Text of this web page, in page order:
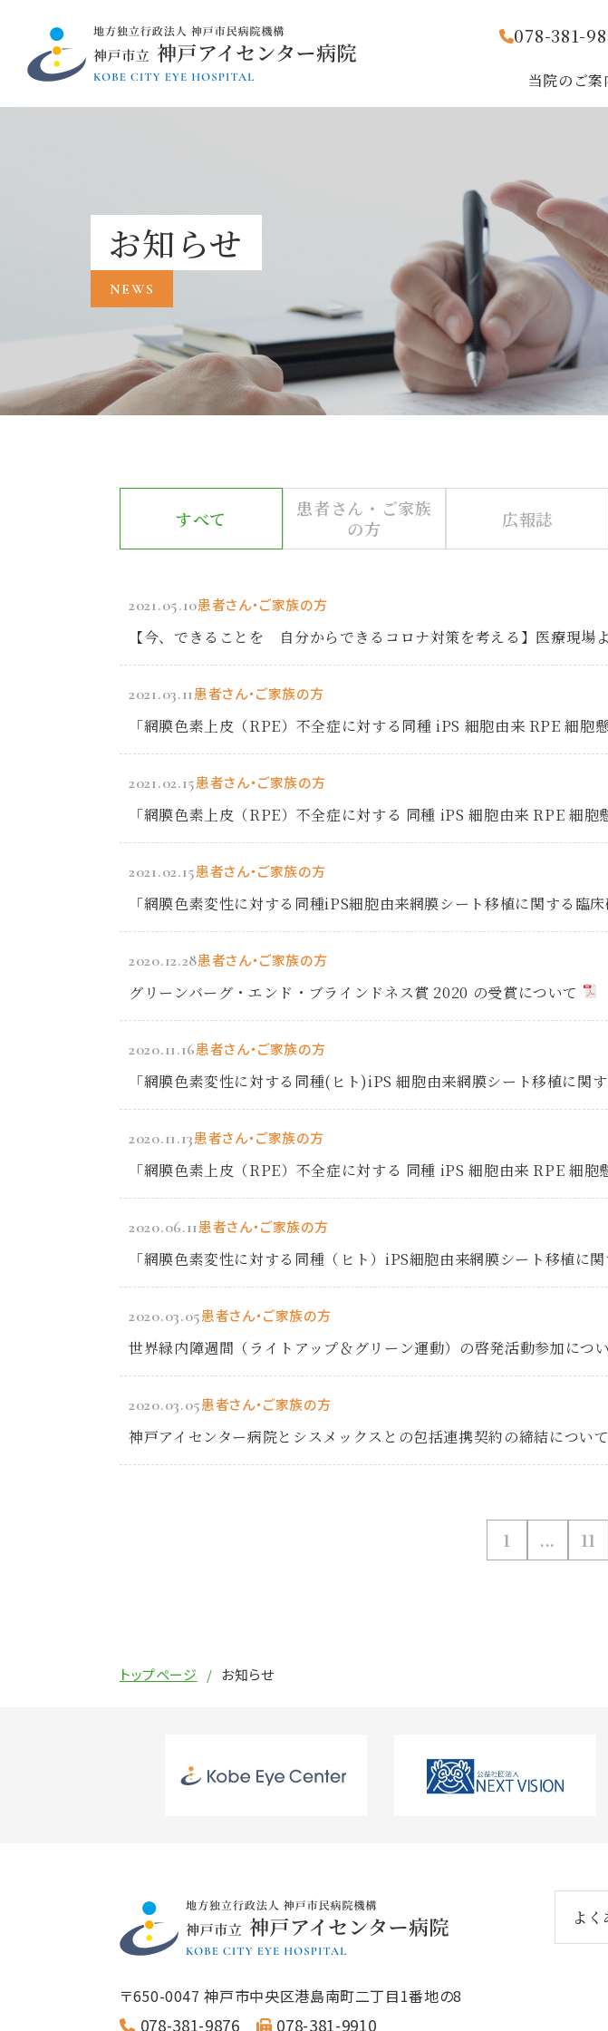
078-381-
当院のご案
お知らせ
NEWS
すべて
患者さん・ご家族
の方
広報誌
2021.05.10患者さん・ご家族の方
【今、できることを 自分からできるコロナ対策を考える】医療現場
2021.03.11患者さん・ご家族の方
「網膜色素上皮（RPE）不全症に対する同種 iPS 細胞由来 RPE 細
2021.02.15患者さん・ご家族の方
「網膜色素上皮（RPE）不全症に対する 同種 iPS 細胞由来 RPE 細
2021.02.15患者さん・ご家族の方
「網膜色素変性に対する同種iPS細胞由来網膜シート移植に関する臨
2020.12.28患者さん・ご家族の方
グリーンバーグ・エンド・ブラインドネス賞 2020 の受賞について
2020.11.16患者さん・ご家族の方
「網膜色素変性に対する同種(ヒト)iPS 細胞由来網膜シート移植に関
2020.11.13患者さん・ご家族の方
「網膜色素上皮（RPE）不全症に対する 同種 iPS 細胞由来 RPE 細
2020.06.11患者さん・ご家族の方
「網膜色素変性に対する同種（ヒト）iPS細胞由来網膜シート移植に
2020.03.05患者さん・ご家族の方
世界緑内障週間（ライトアップ＆グリーン運動）の啓発活動参加につ
2020.03.05患者さん・ご家族の方
神戸アイセンター病院とシスメックスとの包括連携契約の締結について
1 ... 11
トップページ お知らせ
〒650-0047神戸市中央区港島南町二丁目1番地の8
078-381-9876 078-381-9910
よ